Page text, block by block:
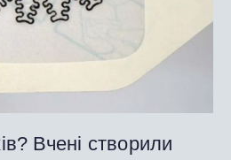
Вчені створили